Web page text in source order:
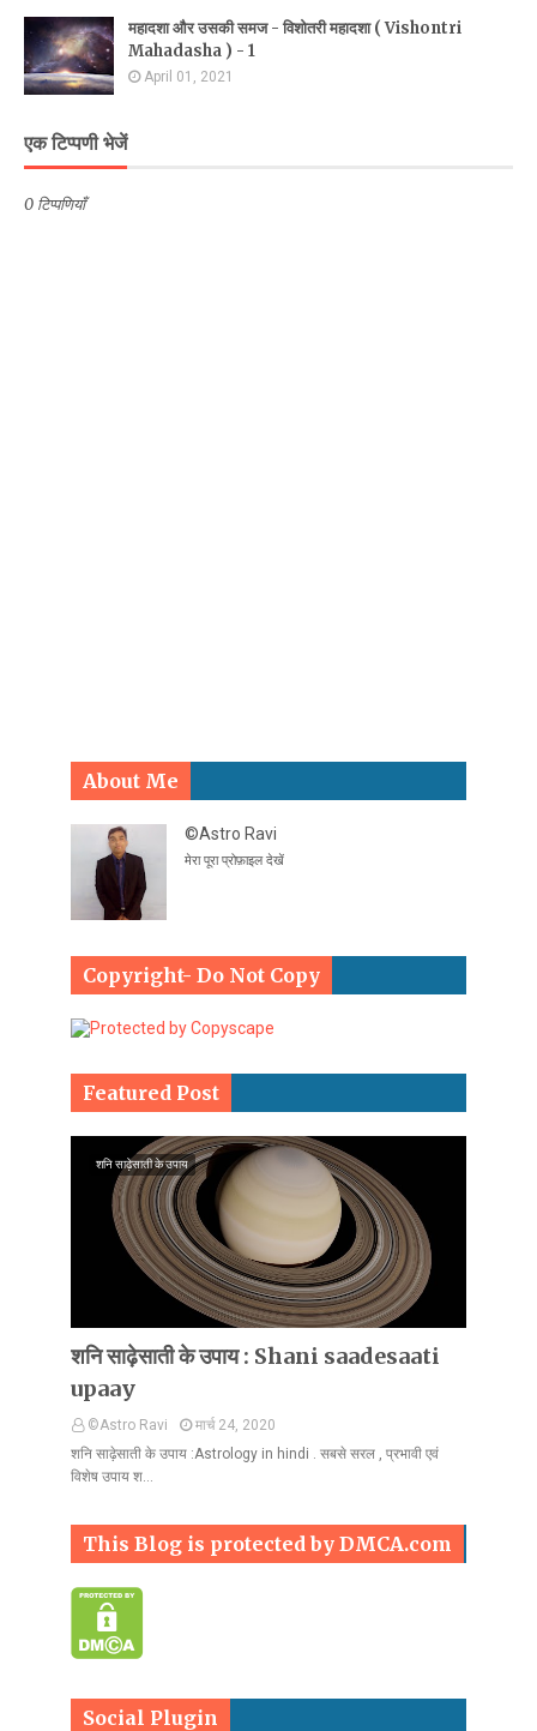
महादशा और उसकी समज - विशोतरी महादशा ( Vishontri
Mahadasha ) - 1
April 01, 2021
एक टिप्पणी भेजें
0 टिप्पणियाँ
About Me
©Astro Ravi
मेरा पूरा प्रोफ़ाइल देखें
Copyright- Do Not Copy
Featured Post
शनि साढ़ेसाती के उपाय
शनि साढ़ेसाती के उपाय : Shani saadesaati
upaay
©Astro Ravi
मार्च 24, 2020
शनि साढ़ेसाती के उपाय :Astrology in hindi . सबसे सरल , प्रभावी एवं
विशेष उपाय श…
This Blog is protected by DMCA.com
Social Plugin